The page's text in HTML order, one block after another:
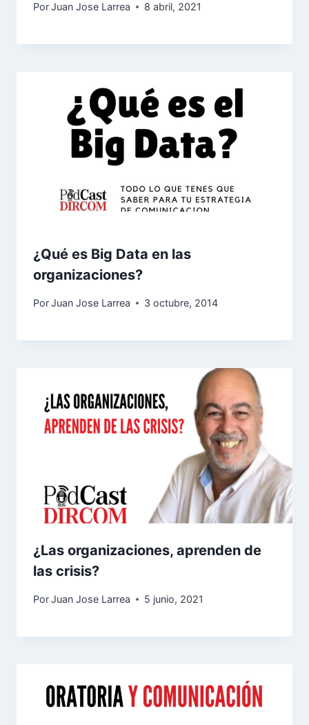
PorJuan Jose Larrea 8 abril, 2021
¿Qué es Big Data en las
organizaciones?
PorJuan Jose Larrea 3 octubre, 2014
¿Las organizaciones, aprenden de
las crisis?
PorJuan Jose Larrea 5 junio, 2021